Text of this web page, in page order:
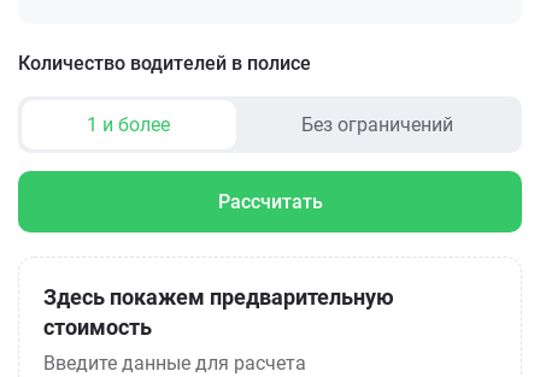
Количество водителей в полисе
1 и более Без ограничений
Рассчитать
Здесь покажем предварительную
стоимость
Введите данные для расчета